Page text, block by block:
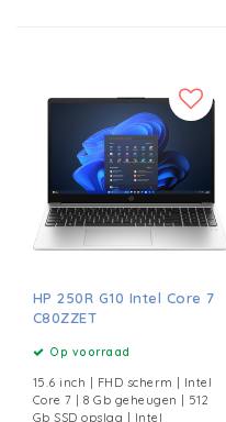
HP 250R G10 Intel Core 7
C80ZZET
Op voorraad
15.6 inch | FHD scherm | Intel
Core 7 | 8 Gb geheugen | 512
Gb SSD opslag | Intel